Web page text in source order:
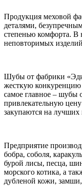
Продукция меховой
деталями,
степенью комфорта. В
неповторимых
Шубы от фабрики
жесткую
самое главное – шубы
привлекательную
закупаются на
Предприятие
бобра, соболя,
бурой лисы, песца,
морского котика, а
дубленой кожи,